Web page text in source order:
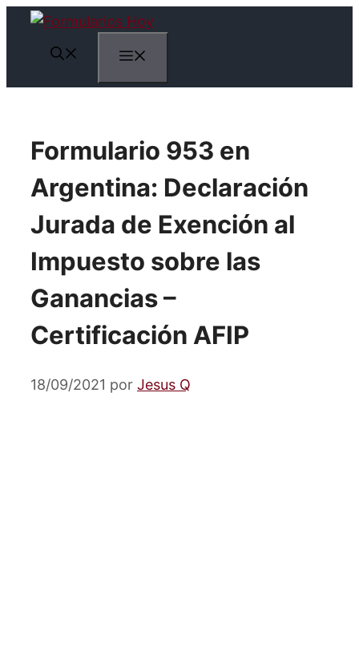
Saltar
contenido
Formulario 953 en
Argentina: Declaración
Jurada de Exención al
Impuesto sobre las
Ganancias –
Certificación AFIP
18/09/2021 por Jesus Q